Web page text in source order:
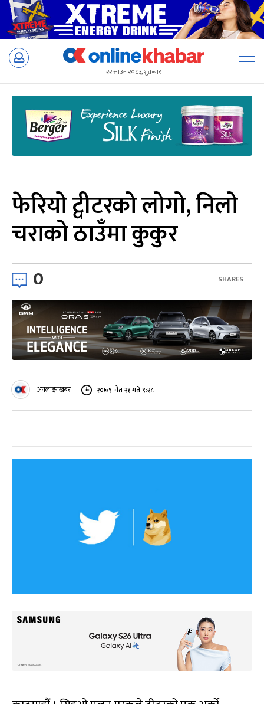
Skip
२२ साउन २०८३, शुक्रबार
फेरियो ट्वीटरको लोगो, निलो
चराको ठाउँमा कुकुर
0 SHARES
अनलाइनखबर २०७९ चैत २१ गते ९:२८